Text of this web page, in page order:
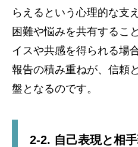
らえるという心理的な支
困難や悩みを共有するこ
イスや共感を得られる場
報告の積み重ねが、信頼
盤となるのです。
2-2. 自己表現と相